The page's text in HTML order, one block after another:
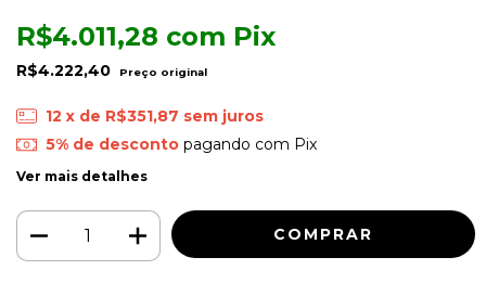
R$4.222,40
R$4.011,28 com Pix
12 x de R$351,87 sem juros
5% de descontopagando com Pix
Ver mais detalhes